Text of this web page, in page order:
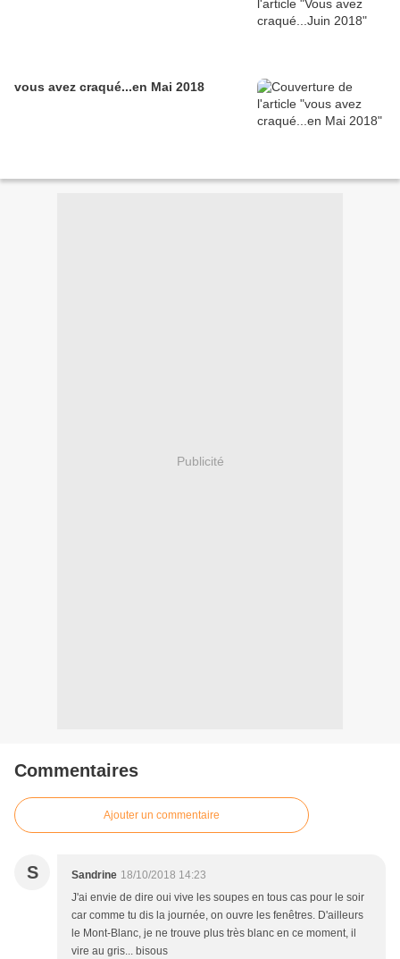
vous avez craqué...en Mai 2018
Publicité
Commentaires
Ajouter un commentaire
S Sandrine 18/10/2018 14:23
J'ai envie de dire oui vive les soupes en tous cas pour le soir
car comme tu dis la journée, on ouvre les fenêtres. D'ailleurs
le Mont-Blanc, je ne trouve plus très blanc en ce moment, il
vire au gris... bisous